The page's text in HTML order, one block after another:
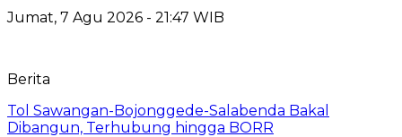
Jumat, 7 Agu 2026 - 21:47 WIB
Berita
Tol Sawangan-Bojonggede-Salabenda Bakal
Dibangun, Terhubung hingga BORR